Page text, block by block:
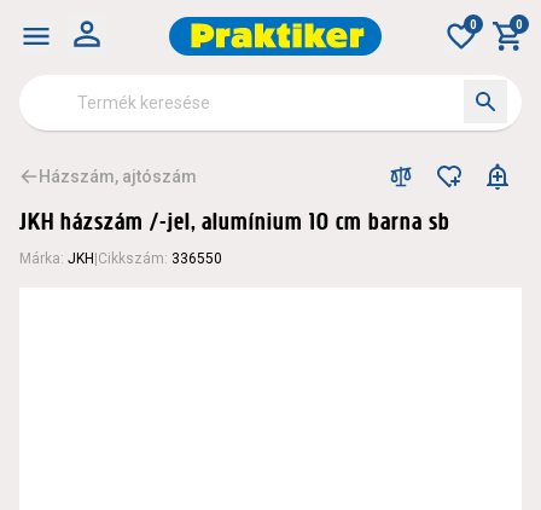
0 0
Házszám, ajtószám
JKH házszám /-jel, alumínium 10 cm barna sb
Márka: JKH Cikkszám: 336550